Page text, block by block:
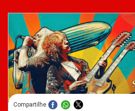
Compartilhe